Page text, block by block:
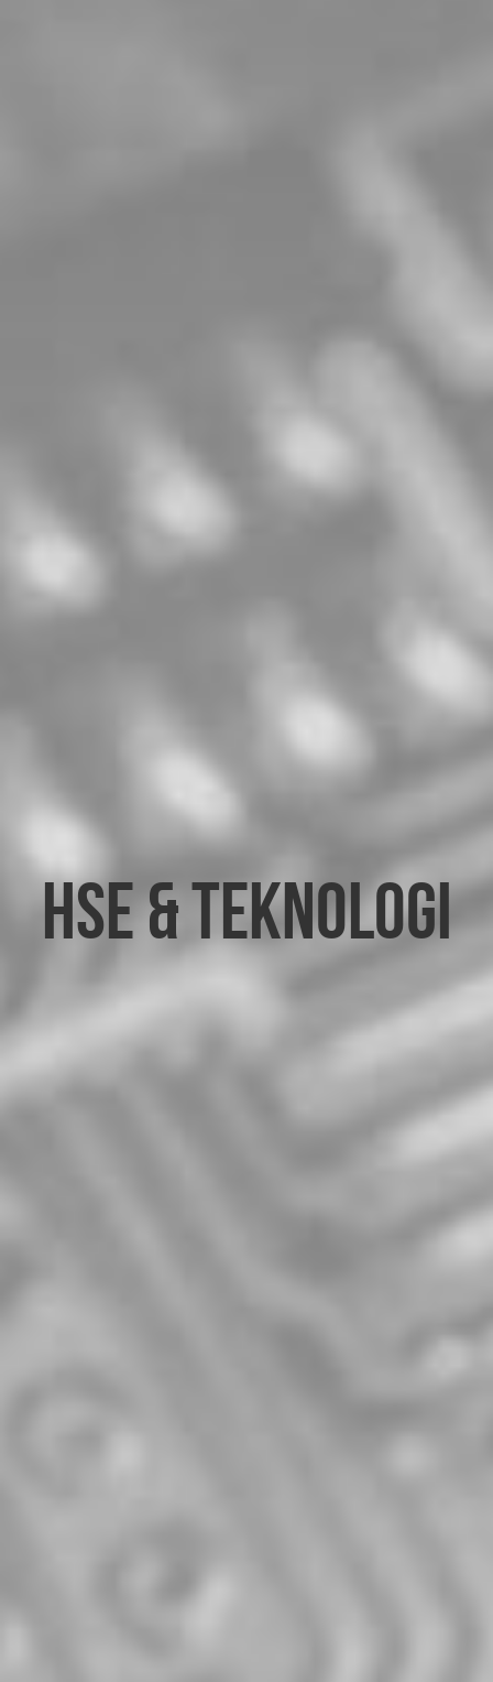
HSE & Teknologi